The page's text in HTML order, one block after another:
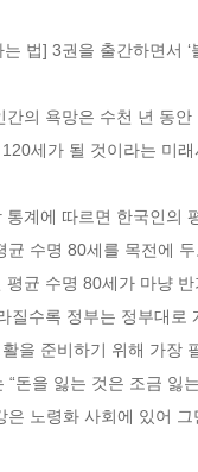
법] 3권을 출간하면서 ‘
의 욕망은 수천 년 동
세가 될 것이라는 미
계에 따르면 한국인의
수명 80세를 목전에
균 수명 80세가 마냥
질수록 정부는 정부대
을 준비하기 위해 가장
“돈을 잃는 것은 조금
은 노령화 사회에 있어